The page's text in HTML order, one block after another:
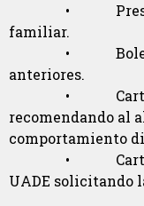
• Presentar
familiar.
• Boletín del
anteriores.
• Carta del
recomendando al
comportamiento
• Carta del
UADE solicitando